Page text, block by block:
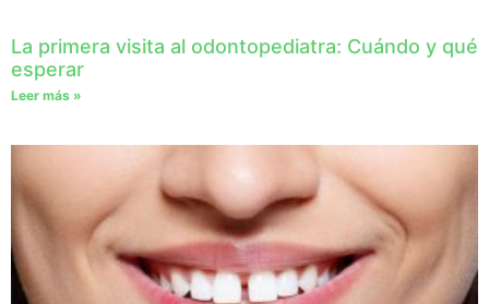
La primera visita al odontopediatra: Cuándo y qué
esperar
Leer más »